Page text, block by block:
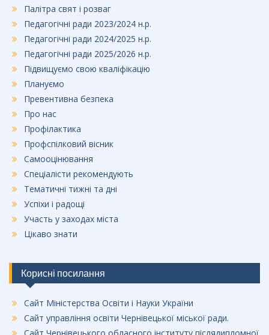
Палітра свят і розваг
Педагогічні ради 2023/2024 н.р.
Педагогічні ради 2024/2025 н.р.
Педагогічні ради 2025/2026 н.р.
Підвищуємо свою кваліфікацію
Плануємо
Превентивна безпека
Про нас
Профілактика
Профспілковий вісник
Самооцінювання
Спеціалісти рекомендують
Тематичні тижні та дні
Успіхи і радощі
Участь у заходах міста
Цікаво знати
Корисні посилання
Сайт Міністерства Освіти і Науки України
Сайт управління освіти Чернівецької міської ради.